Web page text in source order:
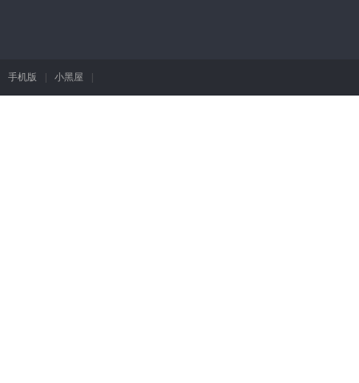
手机版 | 小黑屋 |